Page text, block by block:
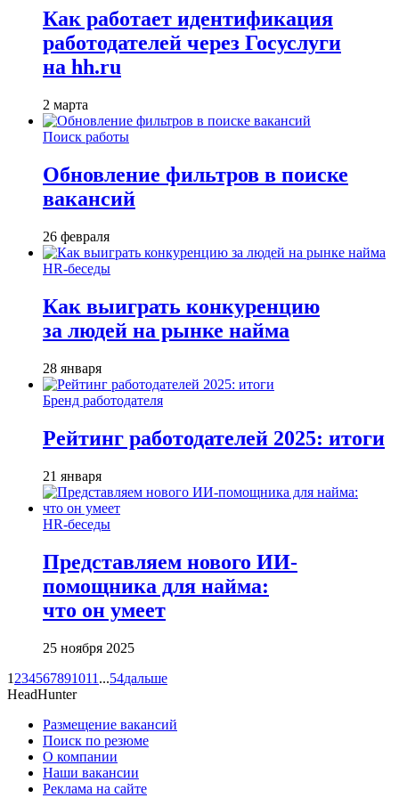
Как работает идентификация
работодателей через Госуслуги
на hh.ru
2 марта
Поиск работы
Обновление фильтров в поиске
вакансий
26 февраля
HR-беседы
Как выиграть конкуренцию
за людей на рынке найма
28 января
Бренд работодателя
Рейтинг работодателей 2025: итоги
21 января
HR-беседы
Представляем нового ИИ-
помощника для найма:
что он умеет
25 ноября 2025
1 234567891011 ...54дальше
HeadHunter
Размещение вакансий
Поиск по резюме
О компании
Наши вакансии
Реклама на сайте